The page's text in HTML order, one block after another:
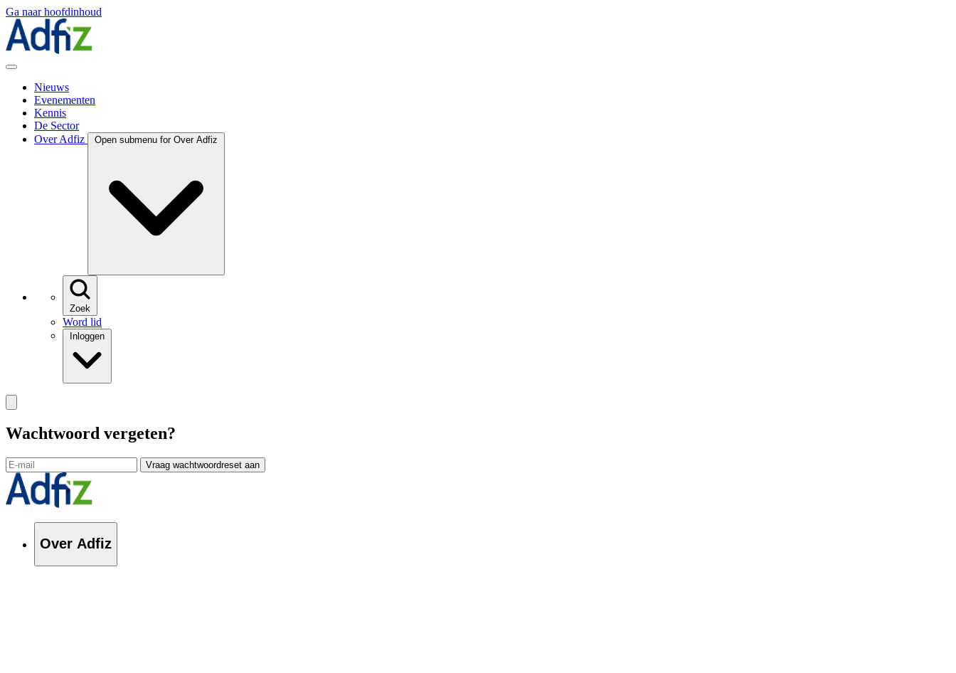
Ga naar hoofdinhoud
Nieuws
Evenementen
Kennis
De Sector
Over Adfiz
Open submenu for Over Adfiz
Zoek
Word lid
Inloggen
Wachtwoord vergeten?
Vraag wachtwoordreset aan
Over Adfiz